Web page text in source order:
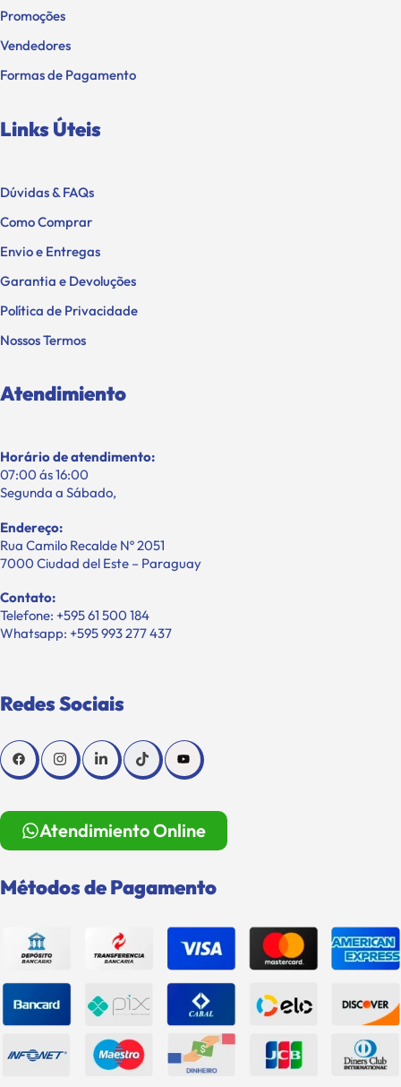
Promoções
Vendedores
Formas de Pagamento
Links Úteis
Dúvidas & FAQs
Como Comprar
Envio e Entregas
Garantia e Devoluções
Política de Privacidade
Nossos Termos
Atendimiento
Horário de atendimento:
07:00 ás 16:00
Segunda a Sábado,
Endereço:
Rua Camilo Recalde Nº 2051
7000 Ciudad del Este – Paraguay
Contato:
Telefone: +595 61 500 184
Whatsapp: +595 993 277 437
Redes Sociais
Atendimiento Online
Métodos de Pagamento